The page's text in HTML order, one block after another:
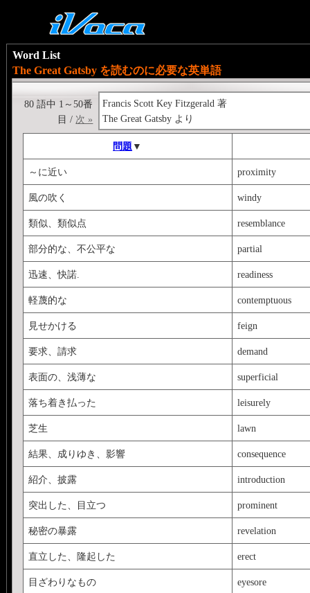
Word List
The Great Gatsby を読むのに必要な英単語
Francis Scott Key Fitzgerald 著
The Great Gatsby より
80 語中 1～50番
目 / 次 »
問題 ▼
～に近い proximity
風の吹く windy
類似、類似点 resemblance
部分的な、不公平な partial
迅速、快諾. readiness
軽蔑的な contemptuous
見せかける feign
要求、請求 demand
表面の、浅薄な superficial
落ち着き払った leisurely
芝生 lawn
結果、成りゆき、影響 consequence
紹介、披露 introduction
突出した、目立つ prominent
秘密の暴露 revelation
直立した、隆起した erect
目ざわりなもの eyesore